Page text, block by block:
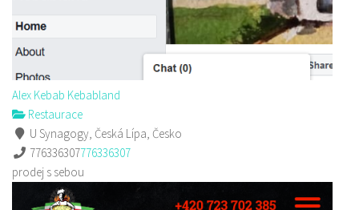
Alex Kebab Kebabland
Restaurace
U Synagogy, Česká Lípa, Česko
776336307776336307
prodej s sebou